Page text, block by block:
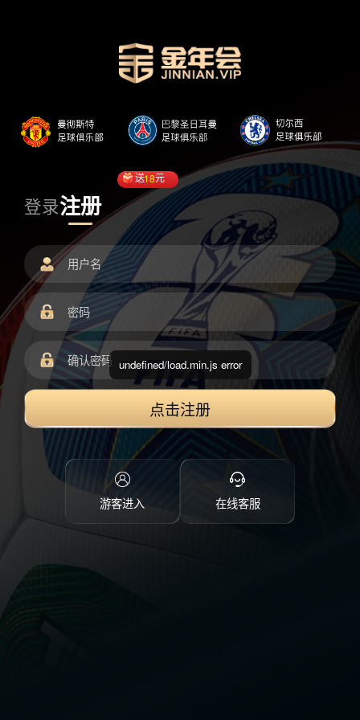
登录注册
送18元
点击注册
游客进入 在线客服
undefined/load.min.js error